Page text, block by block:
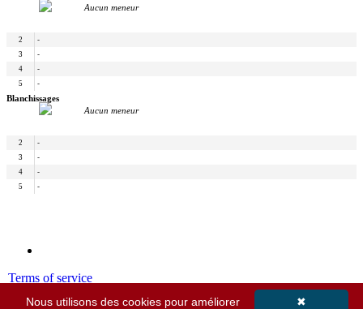
Aucun meneur
2
-
3
-
4
-
5
-
Blanchissages
Aucun meneur
2
-
3
-
4
-
5
-
Terms of service
✖
Nous utilisons des cookies pour améliorer